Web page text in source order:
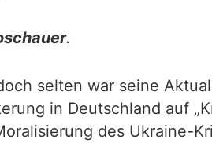
.
selten war seine
in Deutschland auf
des Ukraine-